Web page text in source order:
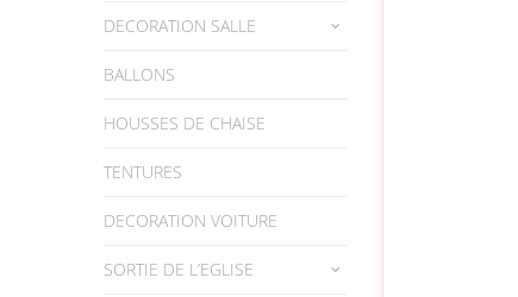
DECORATION SALLE
BALLONS
HOUSSES DE CHAISE
TENTURES
DECORATION VOITURE
SORTIE DE L’EGLISE